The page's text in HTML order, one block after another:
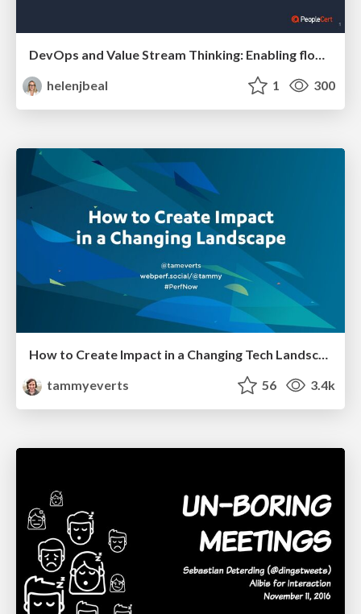
DevOps and Value Stream Thinking: Enabling flow, efficiency and business value
helenjbeal
1 300
How to Create Impact in a Changing Tech Landscape [PerfNow 2023]
tammyeverts
56 3.4k